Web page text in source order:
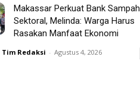
Makassar Perkuat Bank Sampah
Sektoral, Melinda: Warga Harus
Rasakan Manfaat Ekonomi
Tim Redaksi - Agustus 4, 2026